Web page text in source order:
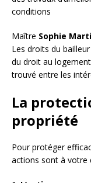
conditions
Maître Sophie
Les droits du
du droit au
trouvé entre les
La
propriété
Pour protéger
actions sont à votre